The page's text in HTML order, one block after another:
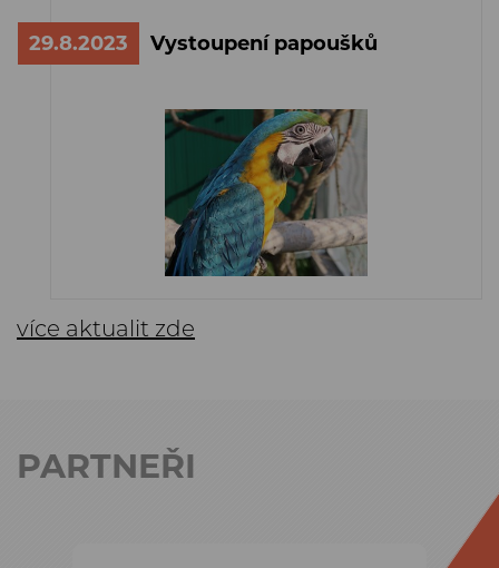
29.8.2023 Vystoupení papoušků
více aktualit zde
PARTNEŘI